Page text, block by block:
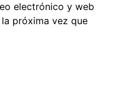
electrónico y web
próxima vez que